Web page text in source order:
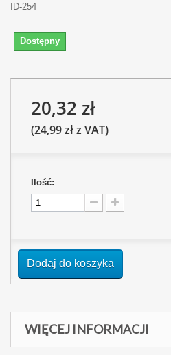
ID-254
Dostępny
20,32 zł
(24,99 zł z VAT)
Ilość:
Dodaj do koszyka
WIĘCEJ INFORMACJI